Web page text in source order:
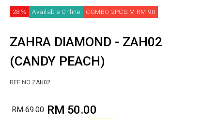
28 % Available Online COMBO 2PCS M RM 90
ZAHRA DIAMOND - ZAH02
(CANDY PEACH)
REF NO ZAH02
RM 69.00 RM 50.00